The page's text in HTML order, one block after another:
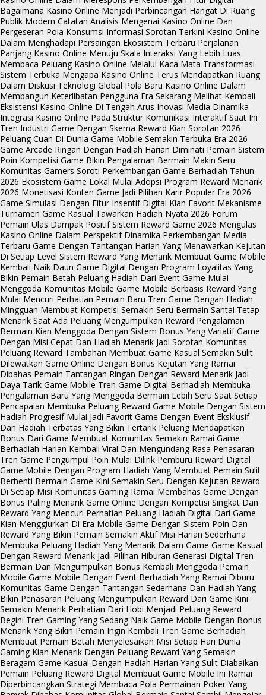
Bagaimana Kasino Online Menjadi Perbincangan Hangat Di Ruang
Publik Modern Catatan Analisis Mengenai Kasino Online Dan
Pergeseran Pola Konsumsi Informasi Sorotan Terkini Kasino Online
Dalam Menghadapi Persaingan Ekosistem Terbaru Perjalanan
Panjang Kasino Online Menuju Skala Interaksi Yang Lebih Luas
Membaca Peluang Kasino Online Melalui Kaca Mata Transformasi
Sistem Terbuka Mengapa Kasino Online Terus Mendapatkan Ruang
Dalam Diskusi Teknologi Global Pola Baru Kasino Online Dalam
Membangun Keterlibatan Pengguna Era Sekarang Melihat Kembali
Eksistensi Kasino Online Di Tengah Arus Inovasi Media Dinamika
Integrasi Kasino Online Pada Struktur Komunikasi Interaktif Saat Ini
Tren Industri Game Dengan Skema Reward Kian Sorotan 2026
Peluang Cuan Di Dunia Game Mobile Semakin Terbuka Era 2026
Game Arcade Ringan Dengan Hadiah Harian Diminati Pemain Sistem
Poin Kompetisi Game Bikin Pengalaman Bermain Makin Seru
Komunitas Gamers Soroti Perkembangan Game Berhadiah Tahun
2026 Ekosistem Game Lokal Mulai Adopsi Program Reward Menarik
2026 Monetisasi Konten Game Jadi Pilihan Karir Populer Era 2026
Game Simulasi Dengan Fitur Insentif Digital Kian Favorit Mekanisme
Turnamen Game Kasual Tawarkan Hadiah Nyata 2026 Forum
Pemain Ulas Dampak Positif Sistem Reward Game 2026 Mengulas
Kasino Online Dalam Perspektif Dinamika Perkembangan Media
Terbaru Game Dengan Tantangan Harian Yang Menawarkan Kejutan
Di Setiap Level Sistem Reward Yang Menarik Membuat Game Mobile
Kembali Naik Daun Game Digital Dengan Program Loyalitas Yang
Bikin Pemain Betah Peluang Hadiah Dari Event Game Mulai
Menggoda Komunitas Mobile Game Mobile Berbasis Reward Yang
Mulai Mencuri Perhatian Pemain Baru Tren Game Dengan Hadiah
Mingguan Membuat Kompetisi Semakin Seru Bermain Santai Tetap
Menarik Saat Ada Peluang Mengumpulkan Reward Pengalaman
Bermain Kian Menggoda Dengan Sistem Bonus Yang Variatif Game
Dengan Misi Cepat Dan Hadiah Menarik Jadi Sorotan Komunitas
Peluang Reward Tambahan Membuat Game Kasual Semakin Sulit
Dilewatkan Game Online Dengan Bonus Kejutan Yang Ramai
Dibahas Pemain Tantangan Ringan Dengan Reward Menarik Jadi
Daya Tarik Game Mobile Tren Game Digital Berhadiah Membuka
Pengalaman Baru Yang Menggoda Bermain Lebih Seru Saat Setiap
Pencapaian Membuka Peluang Reward Game Mobile Dengan Sistem
Hadiah Progresif Mulai Jadi Favorit Game Dengan Event Eksklusif
Dan Hadiah Terbatas Yang Bikin Tertarik Peluang Mendapatkan
Bonus Dari Game Membuat Komunitas Semakin Ramai Game
Berhadiah Harian Kembali Viral Dan Mengundang Rasa Penasaran
Tren Game Pengumpul Poin Mulai Dilirik Pemburu Reward Digital
Game Mobile Dengan Program Hadiah Yang Membuat Pemain Sulit
Berhenti Bermain Game Kini Semakin Seru Dengan Kejutan Reward
Di Setiap Misi Komunitas Gaming Ramai Membahas Game Dengan
Bonus Paling Menarik Game Online Dengan Kompetisi Singkat Dan
Reward Yang Mencuri Perhatian Peluang Hadiah Digital Dari Game
Kian Menggiurkan Di Era Mobile Game Dengan Sistem Poin Dan
Reward Yang Bikin Pemain Semakin Aktif Misi Harian Sederhana
Membuka Peluang Hadiah Yang Menarik Dalam Game Game Kasual
Dengan Reward Menarik Jadi Pilihan Hiburan Generasi Digital Tren
Bermain Dan Mengumpulkan Bonus Kembali Menggoda Pemain
Mobile Game Mobile Dengan Event Berhadiah Yang Ramai Diburu
Komunitas Game Dengan Tantangan Sederhana Dan Hadiah Yang
Bikin Penasaran Peluang Mengumpulkan Reward Dari Game Kini
Semakin Menarik Perhatian Dari Hobi Menjadi Peluang Reward
Begini Tren Gaming Yang Sedang Naik Game Mobile Dengan Bonus
Menarik Yang Bikin Pemain Ingin Kembali Tren Game Berhadiah
Membuat Pemain Betah Menyelesaikan Misi Setiap Hari Dunia
Gaming Kian Menarik Dengan Peluang Reward Yang Semakin
Beragam Game Kasual Dengan Hadiah Harian Yang Sulit Diabaikan
Pemain Peluang Reward Digital Membuat Game Mobile Ini Ramai
Diperbincangkan Strategi Membaca Pola Permainan Poker Yang